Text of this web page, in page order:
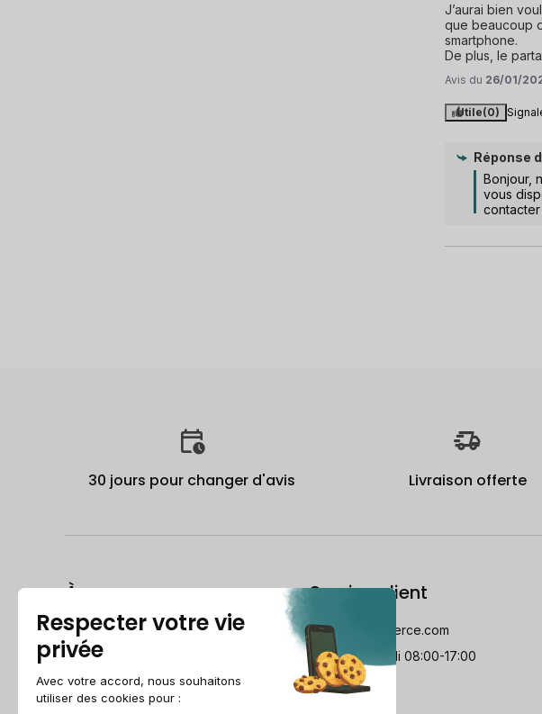
J’aurai bien
que beaucoup
smartphone.
De plus, le
Avis du 26/01/
Utile(0)
Réponse
Bonjour,
vous
30 jours pour changer d'avis Livraison offerte
À propos
Le Guide du reconditionné
Qui est Recommerce® ?
Comment Recommerce® Swiss
reconditionne vos appareils ?
Service client
frch@recommerce.com
Lundi-Vendredi 08:00-17:00